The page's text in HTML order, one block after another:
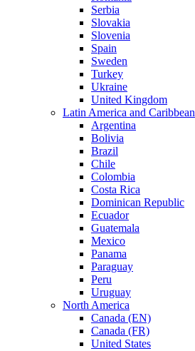
Serbia
Slovakia
Slovenia
Spain
Sweden
Turkey
Ukraine
United Kingdom
Latin America and Caribbean
Argentina
Bolivia
Brazil
Chile
Colombia
Costa Rica
Dominican Republic
Ecuador
Guatemala
Mexico
Panama
Paraguay
Peru
Uruguay
North America
Canada (EN)
Canada (FR)
United States